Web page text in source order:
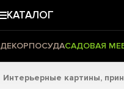
КАТАЛОГ
ДЕКОРПОСУДАСАДОВАЯ
Интерьерные картины,